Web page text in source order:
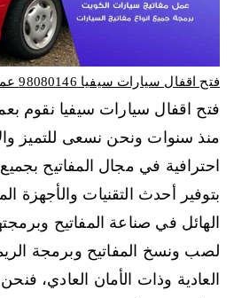
فتح اقفال سيارات سيفيا 98080146‬ عمل مفاتيح سيارات جديدة
فتح اقفال سيارات سيفيا نقوم
منذ سنوات ونحن نسعى للتميز
احترافية في مجال المفاتيح
بتوفير أحدث التقنيات والأجهزة
الهائل في صناعة المفاتيح
لصب ونسخ المفاتيح وبرمجة
العادية وذات الأمان العادي،